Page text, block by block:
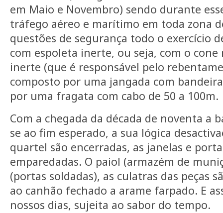
em Maio e Novembro) sendo durante
tráfego aéreo e marítimo em toda zona
questões de segurança todo o exercício
com espoleta inerte, ou seja, com o
inerte (que é responsável pelo
composto por uma jangada com
por uma fragata com cabo de 50 a 100m.
Com a chegada da década de noventa a
se ao fim esperado, a sua lógica
quartel são encerradas, as janelas e
emparedadas. O paiol (armazém de
(portas soldadas), as culatras das peças
ao canhão fechado a arame farpado. E
nossos dias, sujeita ao sabor do tempo.